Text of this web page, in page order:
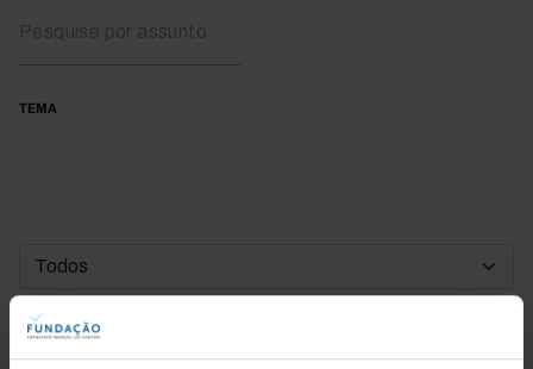
TEMA
DATA DE INÍCIO